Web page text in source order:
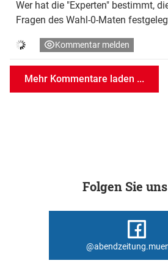
Wer hat die "Experten" bestimmt,
Fragen des Wahl-0-Maten
Kommentar melden
Mehr Kommentare laden ...
Folgen Sie